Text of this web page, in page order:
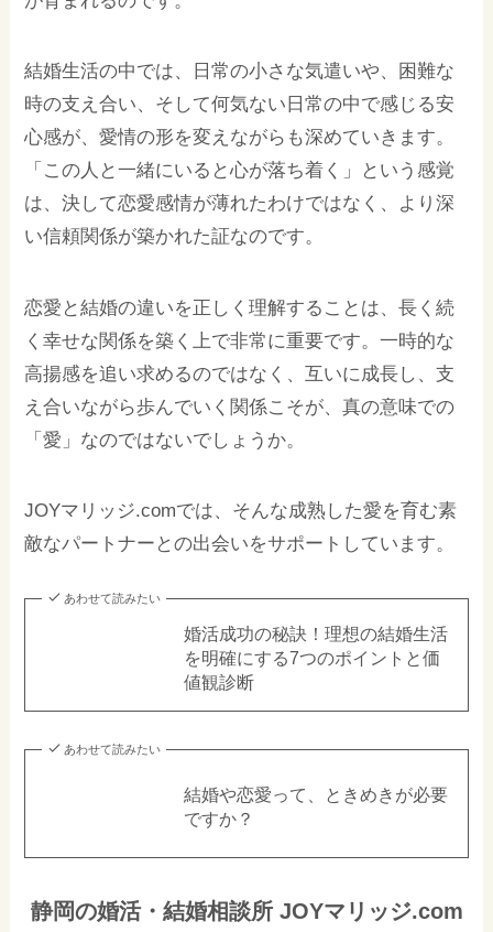
結婚生活の中では、日常の小さな気遣いや、困難な
時の支え合い、そして何気ない日常の中で感じる安
心感が、愛情の形を変えながらも深めていきます。
「この人と一緒にいると心が落ち着く」という感覚
は、決して恋愛感情が薄れたわけではなく、より深
い信頼関係が築かれた証なのです。
恋愛と結婚の違いを正しく理解することは、長く続
く幸せな関係を築く上で非常に重要です。一時的な
高揚感を追い求めるのではなく、互いに成長し、支
え合いながら歩んでいく関係こそが、真の意味での
「愛」なのではないでしょうか。
JOYマリッジ.comでは、そんな成熟した愛を育む素
敵なパートナーとの出会いをサポートしています。
あわせて読みたい
婚活成功の秘訣！理想の結婚生活
を明確にする7つのポイントと価
値観診断
あわせて読みたい
結婚や恋愛って、ときめきが必要
ですか？
静岡の婚活・結婚相談所 JOYマリッジ.com